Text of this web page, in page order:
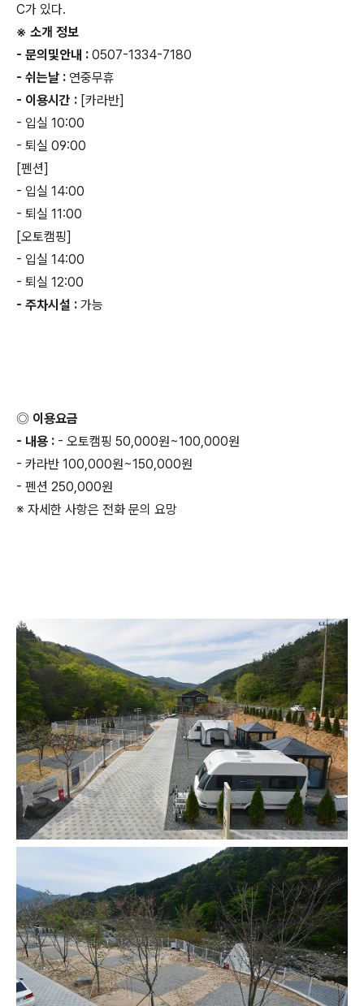
C가 있다.
※ 소개 정보
- 문의및안내 : 0507-1334-7180
- 쉬는날 : 연중무휴
- 이용시간 : [카라반]
- 입실 10:00
- 퇴실 09:00
[펜션]
- 입실 14:00
- 퇴실 11:00
[오토캠핑]
- 입실 14:00
- 퇴실 12:00
- 주차시설 : 가능
◎ 이용요금
- 내용 : - 오토캠핑 50,000원~100,000원
- 카라반 100,000원~150,000원
- 펜션 250,000원
※ 자세한 사항은 전화 문의 요망